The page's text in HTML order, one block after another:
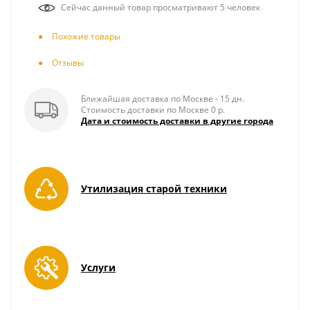
Сейчас данный товар просматривают 5 человек
Похожие товары
Отзывы
Ближайшая доставка по Москве - 15 дн.
Стоимость доставки по Москве 0 р.
Дата и стоимость доставки в другие города
Утилизация старой техники
Услуги